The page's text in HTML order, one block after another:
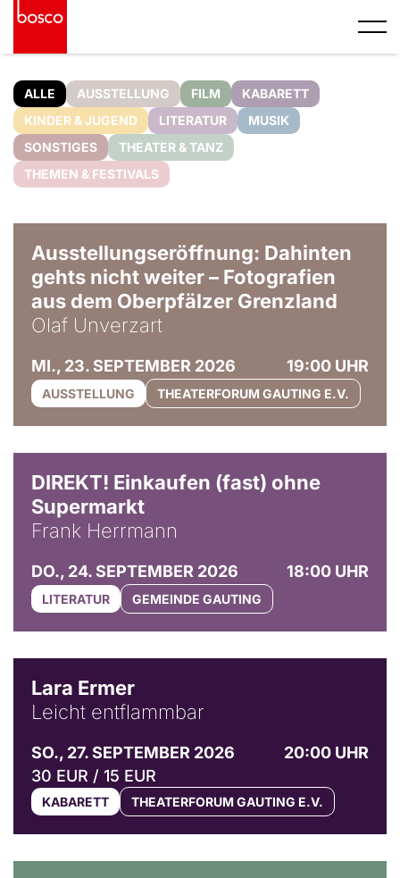
ALLE AUSSTELLUNG FILM
KABARETT
KINDER & JUGEND
LITERATUR
MUSIK
SONSTIGES
THEATER & TANZ
THEMEN & FESTIVALS
Ausstellungseröffnung: Dahinten
gehts nicht weiter – Fotografien
aus dem Oberpfälzer Grenzland
Olaf Unverzart
MI., 23. SEPTEMBER 2026 19:00 UHR
AUSSTELLUNG THEATERFORUM GAUTING E.V.
DIREKT! Einkaufen (fast) ohne
Supermarkt
Frank Herrmann
DO., 24. SEPTEMBER 2026 18:00 UHR
LITERATUR GEMEINDE GAUTING
Lara Ermer
Leicht entflammbar
SO., 27. SEPTEMBER 2026
20:00 UHR
30 EUR / 15 EUR
KABARETT THEATERFORUM GAUTING E.V.